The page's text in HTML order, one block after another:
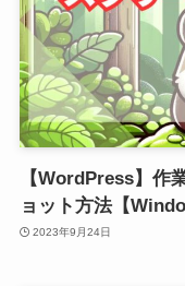
【WordPress】作
ョット方法【
2023年9月24日